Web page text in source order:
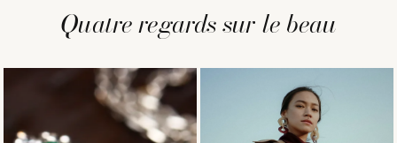
Quatre regards sur le beau